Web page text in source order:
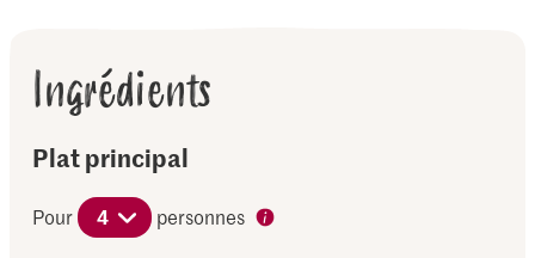
Ingrédients
Plat principal
Pour 4 personnes